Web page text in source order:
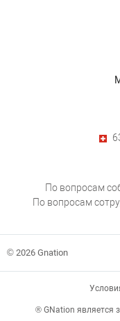
По вопросам
По вопросам
© 2026 Gnation
® GNation является